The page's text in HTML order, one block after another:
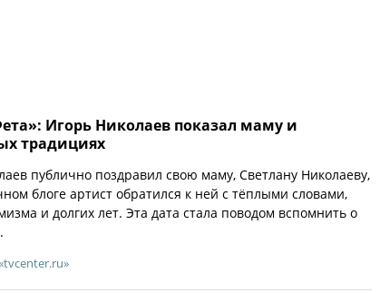
Игорь Николаев показал маму и
традициях
публично поздравил свою маму, Светлану Николаеву,
блоге артист обратился к ней с тёплыми словами,
и долгих лет. Эта дата стала поводом вспомнить о